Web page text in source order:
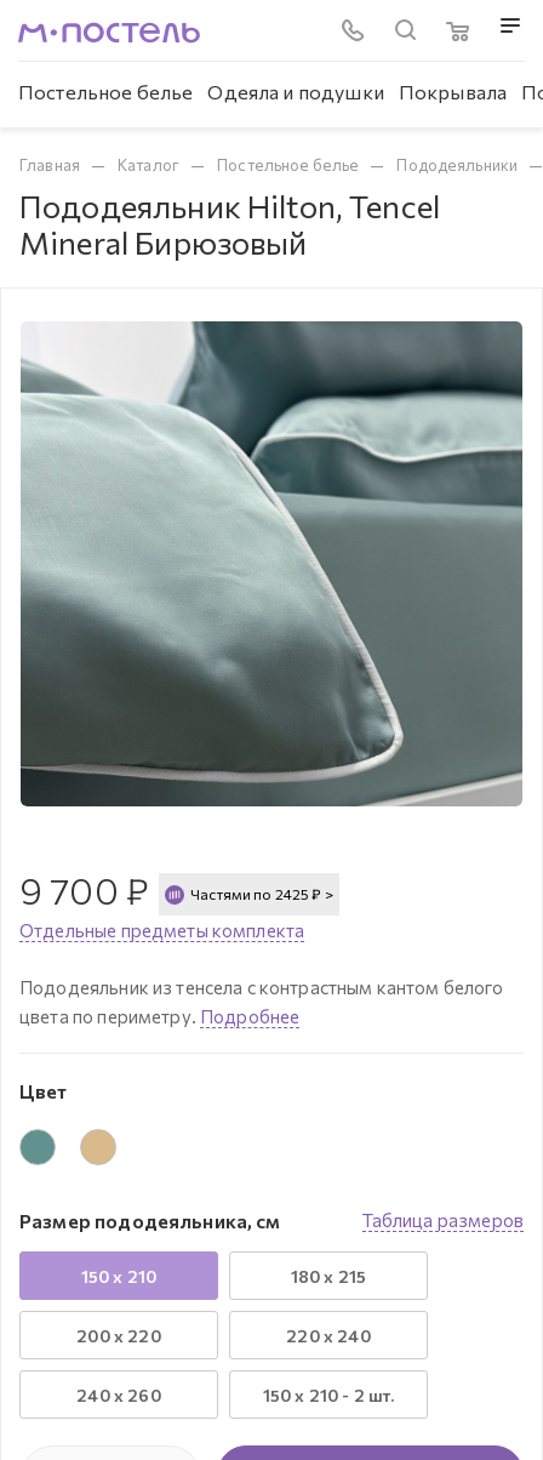
Постельное белье Одеяла и подушки Покрывала
Главная — Каталог — Постельное белье — Пододеяльники —
Пододеяльник Hilton, Tencel
Mineral Бирюзовый
9 700 ₽ Частями по 2425 ₽ >
Отдельные предметы комплекта
Пододеяльник из тенсела с контрастным кантом белого
цвета по периметру. Подробнее
Цвет
Таблица размеров
Размер пододеяльника, см
150 x 210 180 x 215
200 x 220 220 x 240
240 х 260 150 х 210 - 2 шт.